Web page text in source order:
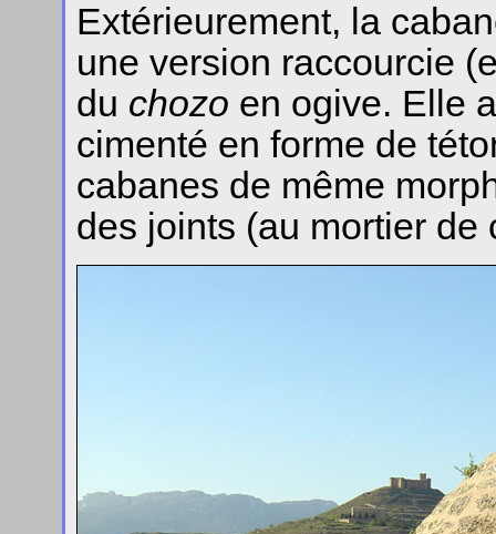
Extérieurement, la
une version raccourcie
du chozo en ogive. Elle
cimenté en forme de
cabanes de même
des joints (au mortier de